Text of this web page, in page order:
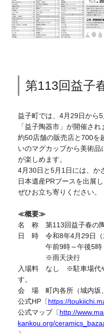
第113回益子
益子町では、4月29日から
「益子陶器市」が開催され
約50店舗の販売店と700を
いのマグカップから美術
が楽しめます。
4月30日と5月1日には、か
日本遺産PRブースを出展し
ぜひお立ち寄りください。
≪概要≫
名 称 第113回益子春の
日 時 令和8年4月29日（
午前9時～午後5時（
※雨天決行
入場料 なし ※駐車場代
す。
会 場 町内各所（城内坂
公式HP〔https://
公式マップ〔http://
kankou.org/